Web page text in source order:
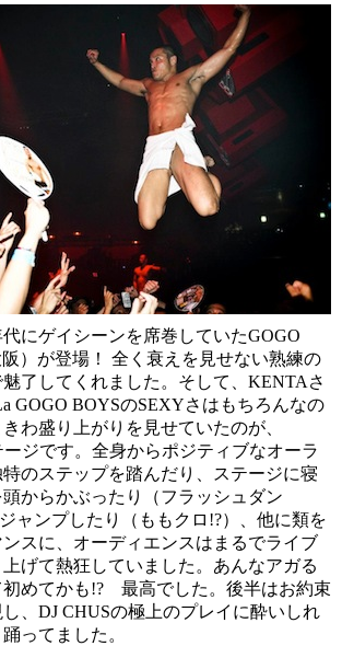
にゲイシーンを席巻していたGOGO
）が登場！ 全く衰えを見せない熟練の
了してくれました。そして、KENTAさ
GOGO BOYSのSEXYさはもちろんなの
わ盛り上がりを見せていたのが、
ージです。全身からポジティブなオーラ
のステップを踏んだり、ステージに寝
からかぶったり（フラッシュダン
ャンプしたり（ももクロ!?）、他に類を
スに、オーディエンスはまるでライブ
げて熱狂していました。あんなアガる
初めてかも!? 最高でした。後半はお約束
、DJ CHUSの極上のプレイに酔いしれ
ってました。